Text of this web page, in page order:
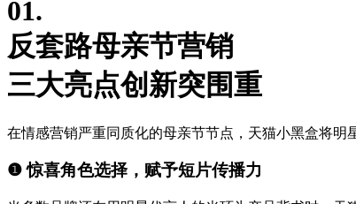
01.
反套路母亲节营销
三大亮点创新突围重
在情感营销严重同质化的母亲节节点，天猫小黑盒将
❶ 惊喜角色选择，赋予短片传播力